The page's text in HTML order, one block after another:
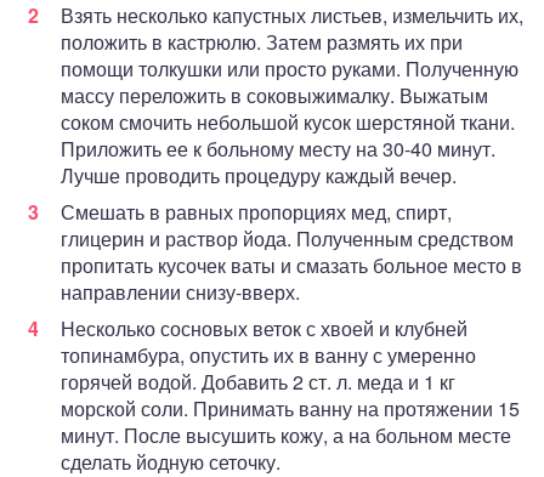
Взять несколько капустных листьев, измельчить их,
положить в кастрюлю. Затем размять их при
помощи толкушки или просто руками. Полученную
массу переложить в соковыжималку. Выжатым
соком смочить небольшой кусок шерстяной ткани.
Приложить ее к больному месту на 30-40 минут.
Лучше проводить процедуру каждый вечер.
Смешать в равных пропорциях мед, спирт,
глицерин и раствор йода. Полученным средством
пропитать кусочек ваты и смазать больное место в
направлении снизу-вверх.
Несколько сосновых веток с хвоей и клубней
топинамбура, опустить их в ванну с умеренно
горячей водой. Добавить 2 ст. л. меда и 1 кг
морской соли. Принимать ванну на протяжении 15
минут. После высушить кожу, а на больном месте
сделать йодную сеточку.